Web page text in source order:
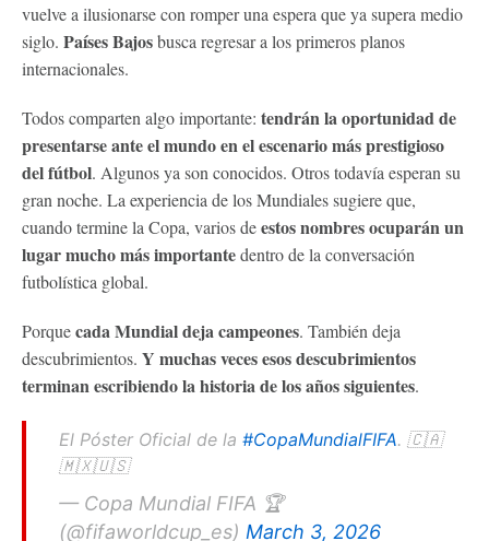
vuelve a ilusionarse con romper una espera que ya supera medio
siglo. Países Bajosbusca regresar a los primeros planos
internacionales.
Todos comparten algo importante: tendrán la oportunidad de
presentarse ante el mundo en el escenario más prestigioso
del fútbol. Algunos ya son conocidos. Otros todavía esperan su
gran noche. La experiencia de los Mundiales sugiere que,
cuando termine la Copa, varios deestos nombres ocuparán un
lugar mucho más importantedentro de la conversación
futbolística global.
Porquecada Mundial deja campeones. También deja
descubrimientos. Y muchas veces esos descubrimientos
terminan escribiendo la historia de los años siguientes.
El Póster Oficial de la #CopaMundialFIFA. 🇨🇦
🇲🇽🇺🇸
— Copa Mundial FIFA 🏆
(@fifaworldcup_es) March 3, 2026